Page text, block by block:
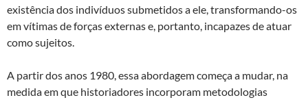
existência dos indivíduos submetidos a ele, transformando-os
em vítimas de forças externas e, portanto, incapazes de atuar
como sujeitos.
A partir dos anos 1980, essa abordagem começa a mudar, na
medida em que historiadores incorporam metodologias